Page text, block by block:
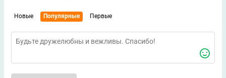
Новые Популярные Первые